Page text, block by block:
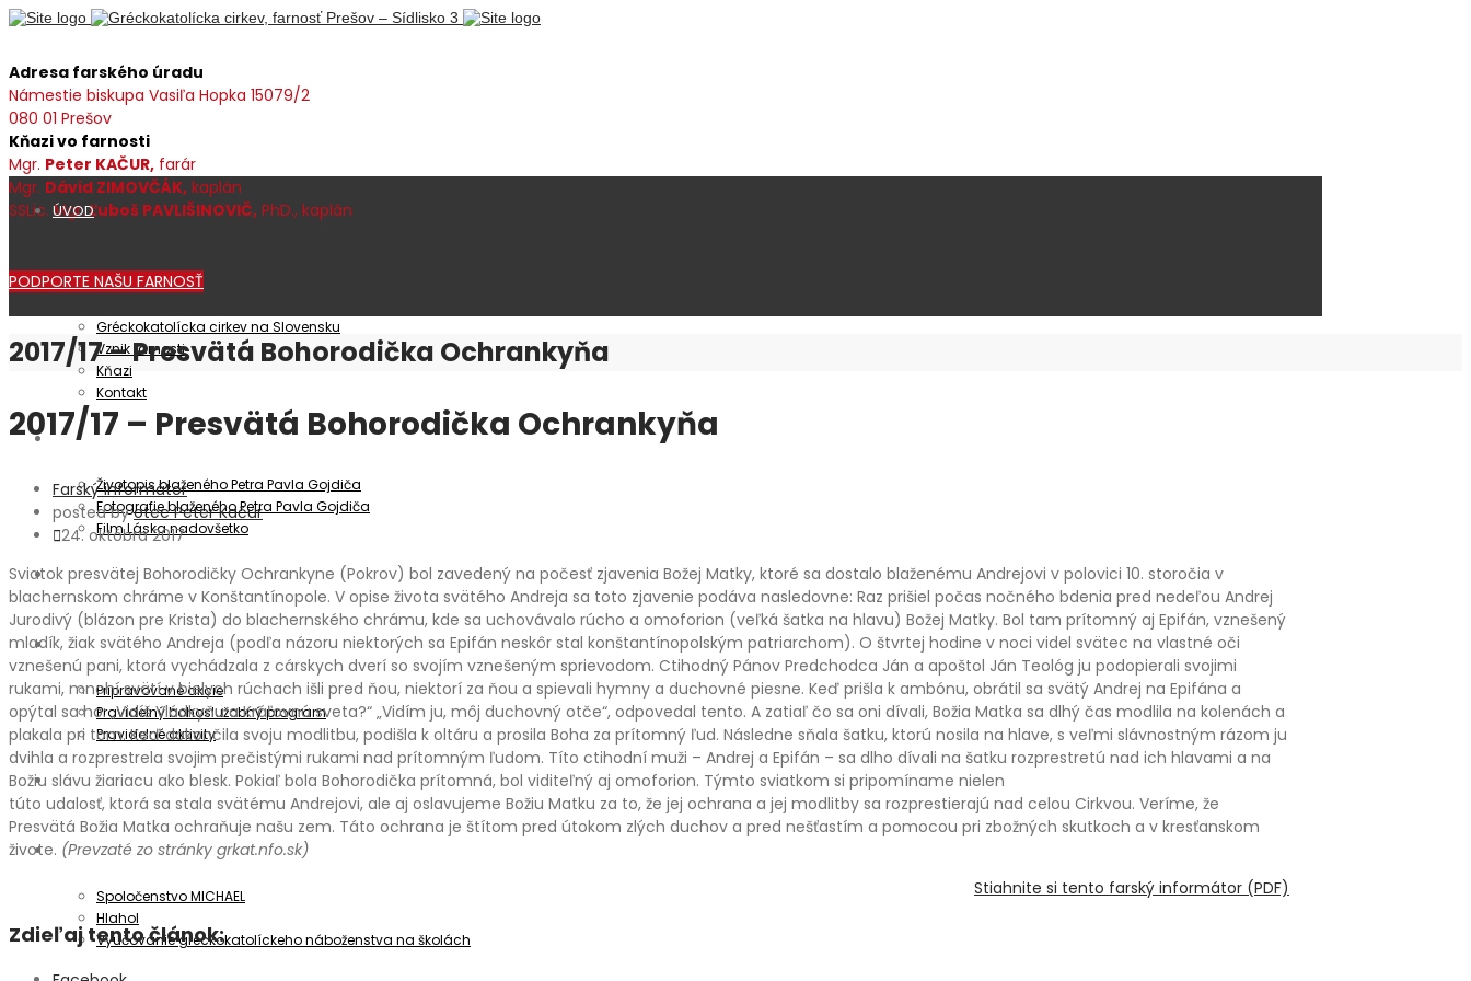
Adresa farského úradu
Námestie biskupa Vasiľa Hopka 15079/2
080 01 Prešov
Kňazi vo farnosti
Mgr. Peter KAČUR, farár
Mgr. Dávid ZIMOVČÁK, kaplán
SSLic. Mgr.Ľuboš PAVLIŠINOVIČ, PhD., kaplán
ÚVOD
Farnosť
Gréckokatolícka cirkev na Slovensku
Vznik farnosti
Kňazi
Kontakt
Patrocínium
Životopis blaženého Petra Pavla Gojdiča
Fotografie blaženého Petra Pavla Gojdiča
Film Láska nadovšetko
Aktuality
Oznamy
Pripravované akcie
Pravidelný bohoslužobný program
Pravidelné aktivity
Informátor
Spoločenstvá
Spoločenstvo MICHAEL
Hlahol
Vyučovanie gréckokatolíckeho náboženstva na školách
PODPORTE NAŠU FARNOSŤ
2017/17 – Presvätá Bohorodička Ochrankyňa
2017/17 – Presvätá Bohorodička Ochrankyňa
Farský informátor
posted byotec Peter Kačur
24. októbra 2017
Sviatok presvätej Bohorodičky Ochrankyne (Pokrov) bol zavedený na počesť zjavenia Božej Matky, ktoré sa dostalo blaženému Andrejovi v polovici 10. storočia v
blachernskom chráme v Konštantínopole. V opise života svätého Andreja sa toto zjavenie podáva nasledovne: Raz prišiel počas nočného bdenia pred nedeľou Andrej
Jurodivý (blázon pre Krista) do blachernského chrámu, kde sa uchovávalo rúcho a omoforion (veľká šatka na hlavu) Božej Matky. Bol tam prítomný aj Epifán, vznešený
mladík, žiak svätého Andreja (podľa názoru niektorých sa Epifán neskôr stal konštantínopolským patriarchom). O štvrtej hodine v noci videl svätec na vlastné oči
vznešenú pani, ktorá vychádzala z cárskych dverí so svojím vznešeným sprievodom. Ctihodný Pánov Predchodca Ján a apoštol Ján Teológ ju podopierali svojimi
rukami, mnohí svätí v bielych rúchach išli pred ňou, niektorí za ňou a spievali hymny a duchovné piesne. Keď prišla k ambónu, obrátil sa svätý Andrej na Epifána a
opýtal sa ho: „Vidíš Vládkyňu a Kráľovnú sveta?“ „Vidím ju, môj duchovný otče“, odpovedal tento. A zatiaľ čo sa oni dívali, Božia Matka sa dlhý čas modlila na kolenách a
plakala pri tom. Keď dokončila svoju modlitbu, podišla k oltáru a prosila Boha za prítomný ľud. Následne sňala šatku, ktorú nosila na hlave, s veľmi slávnostným rázom ju
dvihla a rozprestrela svojim prečistými rukami nad prítomným ľudom. Títo ctihodní muži – Andrej a Epifán – sa dlho dívali na šatku rozprestretú nad ich hlavami a na
Božiu slávu žiariacu ako blesk. Pokiaľ bola Bohorodička prítomná, bol viditeľný aj omoforion. Týmto sviatkom si pripomíname nielen
túto udalosť, ktorá sa stala svätému Andrejovi, ale aj oslavujeme Božiu Matku za to, že jej ochrana a jej modlitby sa rozprestierajú nad celou Cirkvou. Veríme, že
Presvätá Božia Matka ochraňuje našu zem. Táto ochrana je štítom pred útokom zlých duchov a pred nešťastím a pomocou pri zbožných skutkoch a v kresťanskom
živote. (Prevzaté zo stránky grkat.nfo.sk)
Stiahnite si tento farský informátor (PDF)
Zdieľaj tento článok: